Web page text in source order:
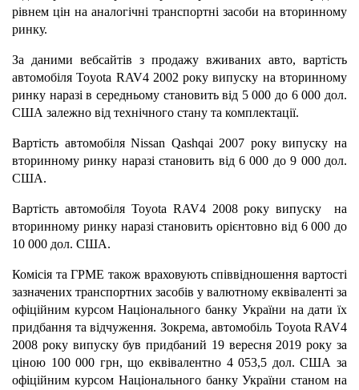
рівнем цін на аналогічні транспортні засоби на вторинному
ринку.
За даними вебсайтів з продажу вживаних авто, вартість
автомобіля Toyota RAV4 2002 року випуску на вторинному
ринку наразі в середньому становить від 5 000 до 6 000 дол.
США залежно від технічного стану та комплектації.
Вартість автомобіля Nissan Qashqai 2007 року випуску на
вторинному ринку наразі становить від 6 000 до 9 000 дол.
США.
Вартість автомобіля Toyota RAV4 2008 року випуску на
вторинному ринку наразі становить орієнтовно від 6 000 до
10 000 дол. США.
Комісія та ГРМЕ також враховують співвідношення вартості
зазначених транспортних засобів у валютному еквіваленті за
офіційним курсом Національного банку України на дати їх
придбання та відчуження. Зокрема, автомобіль Toyota RAV4
2008 року випуску був придбаний 19 вересня 2019 року за
ціною 100 000 грн, що еквівалентно 4 053,5 дол. США за
офіційним курсом Національного банку України станом на